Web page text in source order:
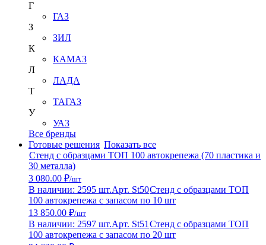
Г
ГАЗ
З
ЗИЛ
К
КАМАЗ
Л
ЛАДА
Т
ТАГАЗ
У
УАЗ
Все бренды
Готовые решения Показать все
Стенд с образцами ТОП 100 автокрепежа (70 пластика и
30 металла)
3 080.00 ₽/шт
В наличии: 2595 шт.Арт. St50Стенд с образцами ТОП
100 автокрепежа с запасом по 10 шт
13 850.00 ₽/шт
В наличии: 2597 шт.Арт. St51 Стенд с образцами ТОП
100 автокрепежа с запасом по 20 шт